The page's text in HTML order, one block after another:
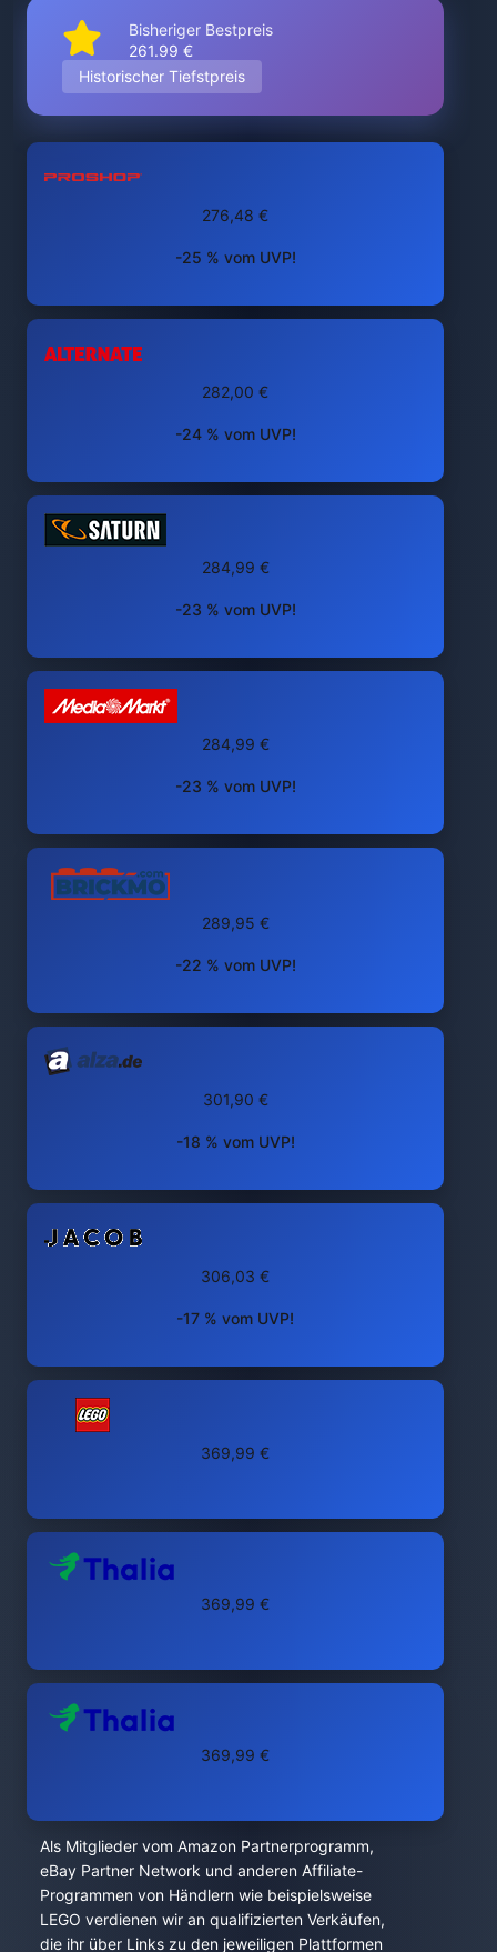
Bisheriger Bestpreis
261.99 €
Historischer Tiefstpreis
276,48 €
-25 % vom UVP!
282,00 €
-24 % vom UVP!
284,99 €
-23 % vom UVP!
284,99 €
-23 % vom UVP!
289,95 €
-22 % vom UVP!
301,90 €
-18 % vom UVP!
306,03 €
-17 % vom UVP!
369,99 €
369,99 €
369,99 €
Als Mitglieder vom Amazon Partnerprogramm,
eBay Partner Network und anderen Affiliate-
Programmen von Händlern wie beispielsweise
LEGO verdienen wir an qualifizierten Verkäufen,
die ihr über Links zu den jeweiligen Plattformen